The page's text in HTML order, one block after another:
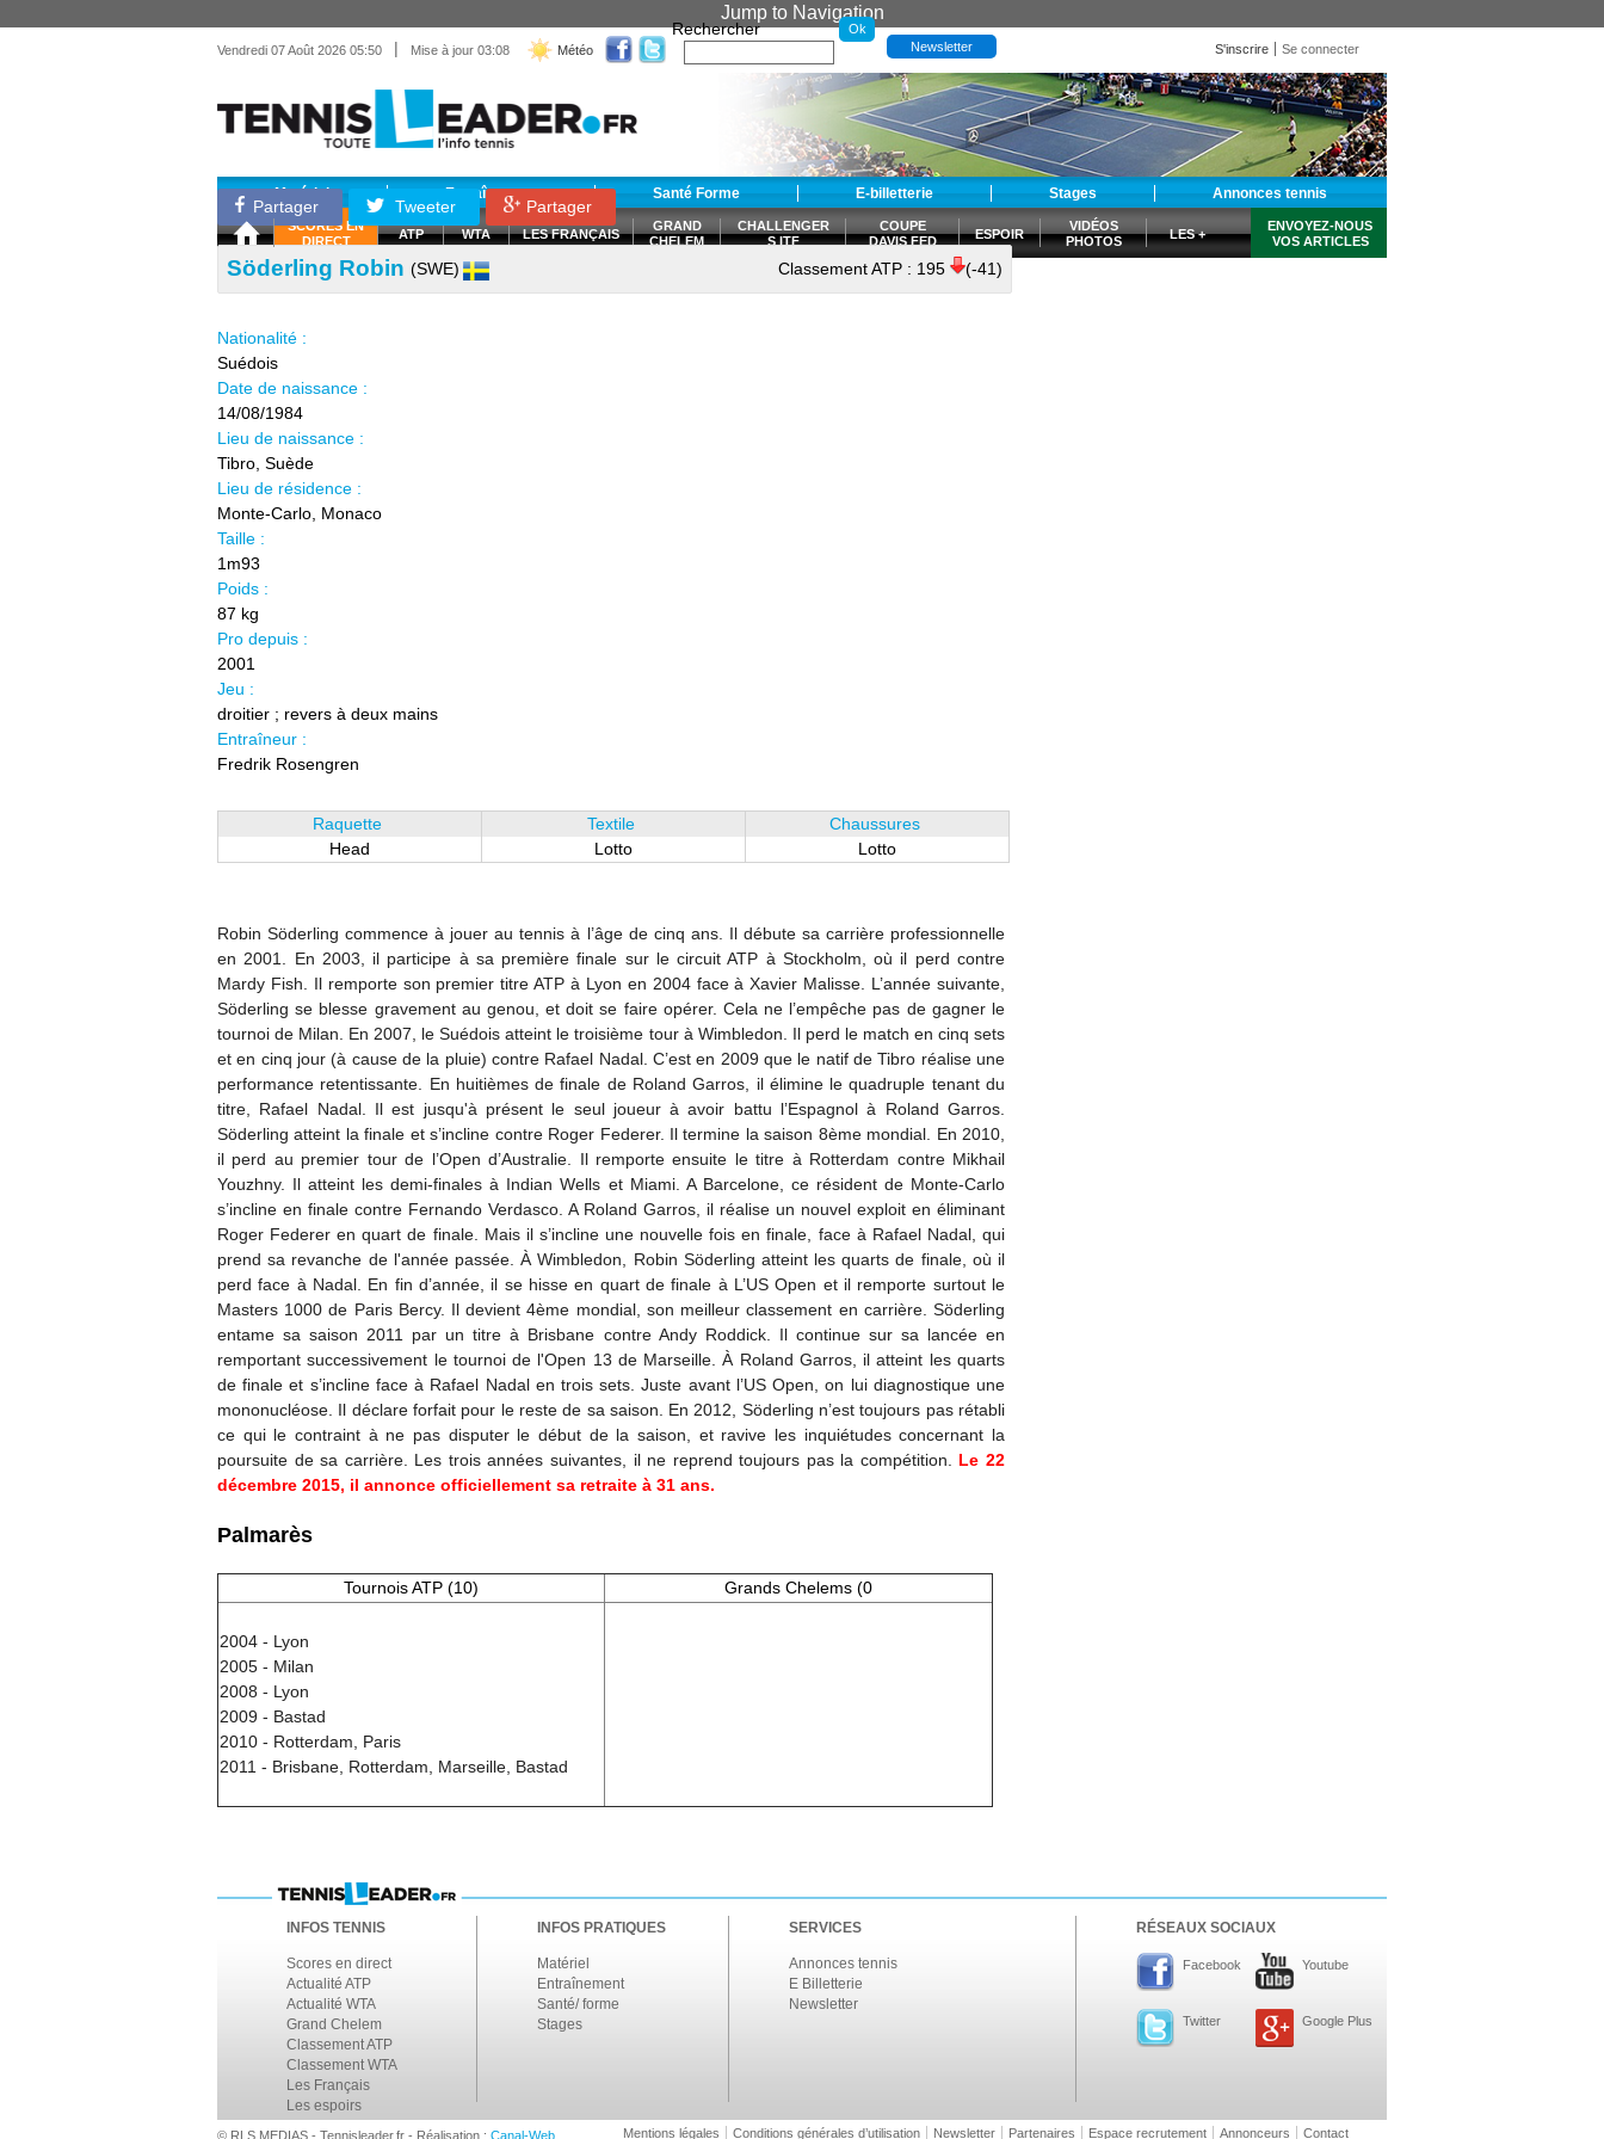
Jump to Navigation
Vendredi 07 Août 2026 05:50 | Mise à jour 03:08 Météo
Rechercher
Newsletter S'inscrire Se connecter
Matériel Entraînement Santé Forme E-billetterie Stages Annonces tennis
SCORES EN
DIRECT
ATP WTA LES FRANÇAIS
GRAND
CHELEM
CHALLENGER
S ITF
COUPE
DAVIS FED
ESPOIR
S
VIDÉOS
PHOTOS
LES +
ENVOYEZ-NOUS
VOS ARTICLES
Partager Tweeter Partager
Söderling Robin (SWE) Classement ATP : 195 (-41)
Nationalité :
Suédois
Date de naissance :
14/08/1984
Lieu de naissance :
Tibro, Suède
Lieu de résidence :
Monte-Carlo, Monaco
Taille :
1m93
Poids :
87 kg
Pro depuis :
2001
Jeu :
droitier ; revers à deux mains
Entraîneur :
Fredrik Rosengren
Raquette
Head
Textile
Lotto
Chaussures
Lotto
Robin Söderling commence à jouer au tennis à l’âge de cinq ans. Il débute sa carrière professionnelle
en 2001. En 2003, il participe à sa première finale sur le circuit ATP à Stockholm, où il perd contre
Mardy Fish. Il remporte son premier titre ATP à Lyon en 2004 face à Xavier Malisse. L’année suivante,
Söderling se blesse gravement au genou, et doit se faire opérer. Cela ne l’empêche pas de gagner le
tournoi de Milan. En 2007, le Suédois atteint le troisième tour à Wimbledon. Il perd le match en cinq sets
et en cinq jour (à cause de la pluie) contre Rafael Nadal. C’est en 2009 que le natif de Tibro réalise une
performance retentissante. En huitièmes de finale de Roland Garros, il élimine le quadruple tenant du
titre, Rafael Nadal. Il est jusqu'à présent le seul joueur à avoir battu l’Espagnol à Roland Garros.
Söderling atteint la finale et s’incline contre Roger Federer. Il termine la saison 8ème mondial. En 2010,
il perd au premier tour de l’Open d’Australie. Il remporte ensuite le titre à Rotterdam contre Mikhail
Youzhny. Il atteint les demi-finales à Indian Wells et Miami. A Barcelone, ce résident de Monte-Carlo
s’incline en finale contre Fernando Verdasco. A Roland Garros, il réalise un nouvel exploit en éliminant
Roger Federer en quart de finale. Mais il s’incline une nouvelle fois en finale, face à Rafael Nadal, qui
prend sa revanche de l'année passée. À Wimbledon, Robin Söderling atteint les quarts de finale, où il
perd face à Nadal. En fin d’année, il se hisse en quart de finale à L’US Open et il remporte surtout le
Masters 1000 de Paris Bercy. Il devient 4ème mondial, son meilleur classement en carrière. Söderling
entame sa saison 2011 par un titre à Brisbane contre Andy Roddick. Il continue sur sa lancée en
remportant successivement le tournoi de l'Open 13 de Marseille. À Roland Garros, il atteint les quarts
de finale et s’incline face à Rafael Nadal en trois sets. Juste avant l’US Open, on lui diagnostique une
mononucléose. Il déclare forfait pour le reste de sa saison. En 2012, Söderling n’est toujours pas rétabli
ce qui le contraint à ne pas disputer le début de la saison, et ravive les inquiétudes concernant la
poursuite de sa carrière. Les trois années suivantes, il ne reprend toujours pas la compétition. Le 22
décembre 2015, il annonce officiellement sa retraite à 31 ans.
Palmarès
Tournois ATP (10) Grands Chelems (0
2004 - Lyon
2005 - Milan
2008 - Lyon
2009 - Bastad
2010 - Rotterdam, Paris
2011 - Brisbane, Rotterdam, Marseille, Bastad
INFOS TENNIS
Scores en direct
Actualité ATP
Actualité WTA
Grand Chelem
Classement ATP
Classement WTA
Les Français
Les espoirs
INFOS PRATIQUES
Matériel
Entraînement
Santé/ forme
Stages
SERVICES
Annonces tennis
E Billetterie
Newsletter
RÉSEAUX SOCIAUX
Facebook Youtube
Twitter Google Plus
© RLS MEDIAS - Tennisleader.fr - Réalisation : Canal-Web Mentions légales Conditions générales d’utilisation Newsletter Partenaires Espace recrutement Annonceurs Contact